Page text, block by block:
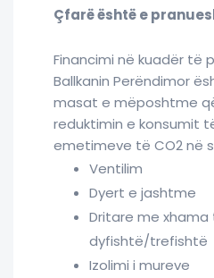
Çfarë është e
Financimi në kuadër të
Ballkanin Perëndimor
masat e mëposhtme
reduktimin e konsumit
emetimeve të CO2 në
Ventilim
Dyert e jashtme
Dritare me xhama
dyfishtë/trefishtë
Izolimi i mureve